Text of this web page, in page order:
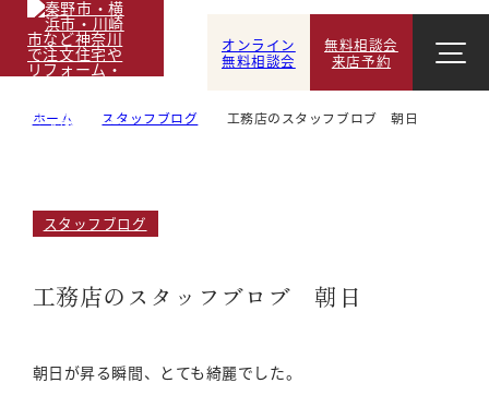
オンライン
無料相談会
無料相談会
来店予約
ホーム スタッフブログ 工務店のスタッフブロブ 朝日
スタッフブログ
工務店のスタッフブロブ 朝日
朝日が昇る瞬間、とても綺麗でした。